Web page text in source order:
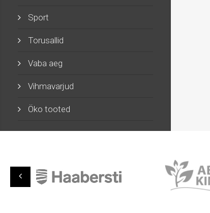
Sport
Torusallid
Vaba aeg
Vihmavarjud
Öko tooted